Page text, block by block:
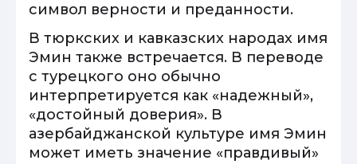
символ верности и преданности.
В тюркских и кавказских народах имя
Эмин также встречается. В переводе
с турецкого оно обычно
интерпретируется как «надежный»,
«достойный доверия». В
азербайджанской культуре имя Эмин
может иметь значение «правдивый»